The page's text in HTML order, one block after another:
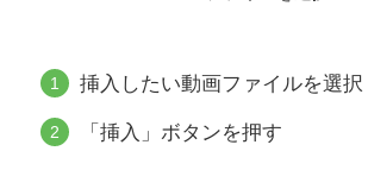
挿入したい動画ファイルを選択
「挿入」ボタンを押す